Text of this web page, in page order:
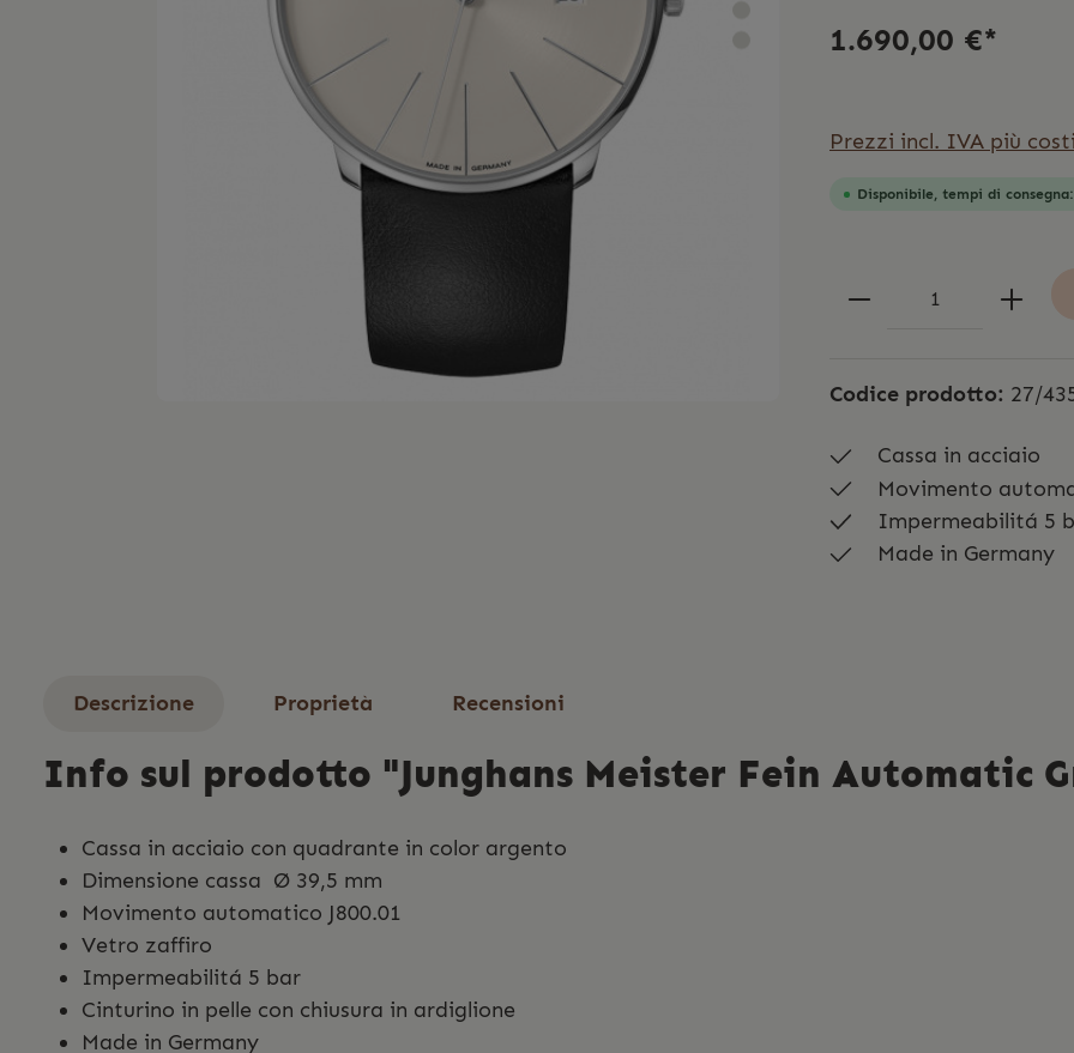
1.690,00 €*
Prezzi incl. IVA più
Disponibile, tempi di
Codice prodotto: 27/
Cassa in acciaio
Movimento
Impermeabilitá 5
Made in Germany
Descrizione Proprietà Recensioni
Info sul prodotto "Junghans Meister Fein Automatic
Cassa in acciaio con quadrante in color argento
Dimensione cassa Ø 39,5 mm
Movimento automatico J800.01
Vetro zaffiro
Impermeabilitá 5 bar
Cinturino in pelle con chiusura in ardiglione
Made in Germany